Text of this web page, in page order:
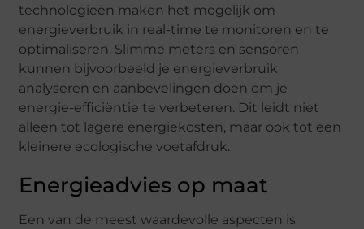
technologieën maken het mogelijk om
energieverbruik in real-time te monitoren en te
optimaliseren. Slimme meters en sensoren
kunnen bijvoorbeeld je energieverbruik
analyseren en aanbevelingen doen om je
energie-efficiëntie te verbeteren. Dit leidt niet
alleen tot lagere energiekosten, maar ook tot een
kleinere ecologische voetafdruk.
Energieadvies op maat
Een van de meest waardevolle aspecten is